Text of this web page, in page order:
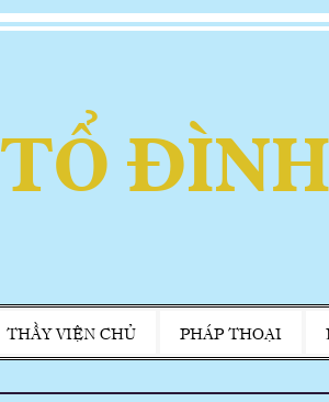
TỔ
THẦY VIỆN CHỦ PHÁP THOẠI